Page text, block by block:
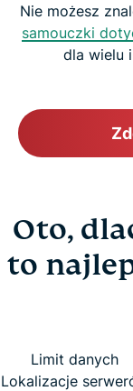
Nie możesz
samouczki
dla wielu
Oto,
to
Limit danych
Lokalizacje